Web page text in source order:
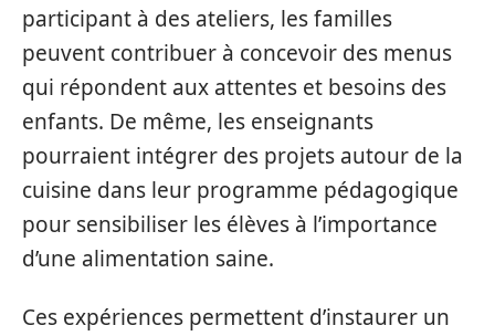
participant à des ateliers, les familles
peuvent contribuer à concevoir des menus
qui répondent aux attentes et besoins des
enfants. De même, les enseignants
pourraient intégrer des projets autour de la
cuisine dans leur programme pédagogique
pour sensibiliser les élèves à l’importance
d’une alimentation saine.
Ces expériences permettent d’instaurer un